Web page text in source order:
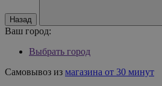
Назад
Ваш город:
Выбрать город
Самовывоз из магазина от 30 минут